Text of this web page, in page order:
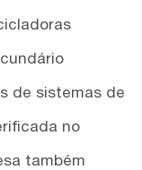
de sistemas de
no
também